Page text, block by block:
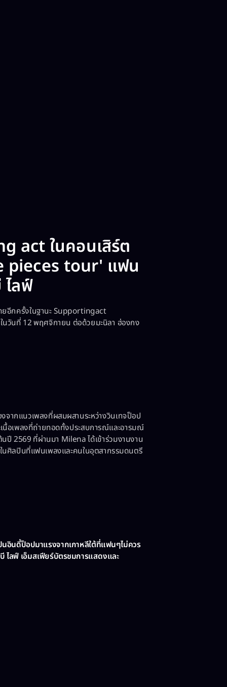
act ในคอนเสิร์ต
pieces tour' แฟน
ไลฟ์
อีกครั้งในฐานะ Supportingact
ในวันที่ 12 พฤศจิกายน ต่อด้วยมะนิลา ฮ่องกง
ากแนวเพลงที่ผสมผสานระหว่างวินเทจป็อป
อเพลงที่ถ่ายทอดทั้งประสบการณ์และอารมณ์
ปี 2569 ที่ผ่านมา Milena ได้เข้าร่วมงานงาน
นศิลปินที่แฟนเพลงและคนในอุตสากรรมดนตรี
นดี้ป็อปมาแรงจากเกาหลีใต้ที่แฟนๆไม่ควร
ลฟ์ เอ็มสเฟียร์บัตรชมการแสดงและ